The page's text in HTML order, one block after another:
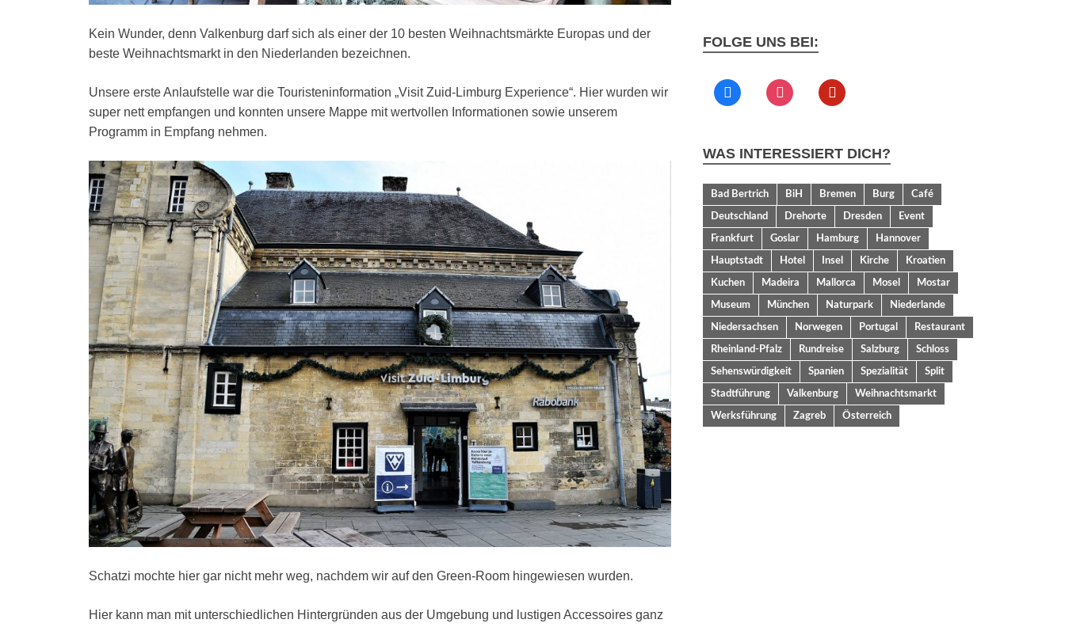
Kein Wunder, denn Valkenburg darf sich als einer der 10 besten Weihnachtsmärkte Europas und der
beste Weihnachtsmarkt in den Niederlanden bezeichnen.
Unsere erste Anlaufstelle war die Touristeninformation „Visit Zuid-Limburg Experience“. Hier wurden wir
super nett empfangen und konnten unsere Mappe mit wertvollen Informationen sowie unserem
Programm in Empfang nehmen.
Schatzi mochte hier gar nicht mehr weg, nachdem wir auf den Green-Room hingewiesen wurden.
Hier kann man mit unterschiedlichen Hintergründen aus der Umgebung und lustigen Accessoires ganz
FOLGE UNS BEI:
WAS INTERESSIERT DICH?
Bad Bertrich BiH Bremen Burg
Café
Deutschland
Drehorte Dresden
Event
Frankfurt
Goslar Hamburg
Hannover
Hauptstadt
Hotel Insel Kirche
Kroatien
Kuchen
Madeira Mallorca Mosel
Mostar
Museum
München Naturpark
Niederlande
Niedersachsen
Norwegen Portugal
Restaurant
Rheinland-Pfalz
Rundreise Salzburg
Schloss
Sehenswürdigkeit
Spanien Spezialität
Split
Stadtführung
Valkenburg
Weihnachtsmarkt
Werksführung
Zagreb Österreich